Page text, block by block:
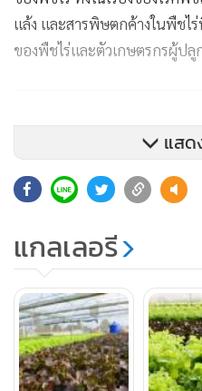
แล้ง และสารพิษตกค้างในพืช
ของพืชไร่และตัวเกษตรกรผู้ปลู
แสด
แกลเลอรี